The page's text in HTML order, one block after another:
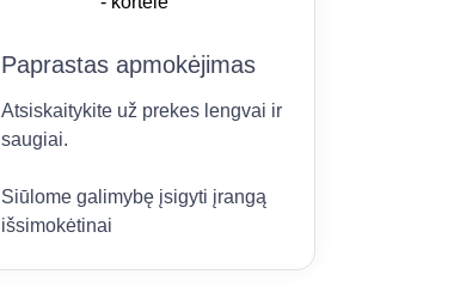
Paprastas apmokėjimas
Atsiskaitykite už prekes lengvai ir
saugiai.
Siūlome galimybę įsigyti įrangą
išsimokėtinai